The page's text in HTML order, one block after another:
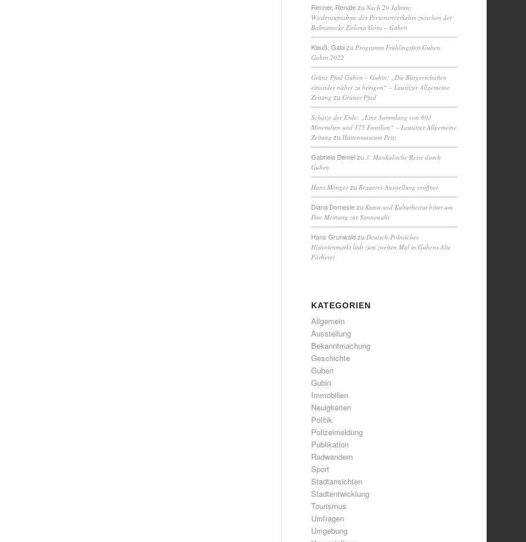
Renner, RenatezuNach 20 Jahren:
Wiederaufnahme des Personenverkehrs zwischen der
Bahnstrecke Zielona Góra – Guben
Klauß, Gabizu Programm Frühlingsfest Guben
Gubin 2022
Grüne Pfad Guben – Gubin: „Die Bürgerschaften
einander näher zu bringen“ – Lausitzer Allgemeine
Zeitung zuGrüner Pfad
Schätze der Erde: „Eine Sammlung von 603
Mineralien und 175 Fossilien“ – Lausitzer Allgemeine
Zeitung zu Hüttenmuseum Peitz
Gabriela Demelzu 3. Musikalische Reise durch
Guben
Hans Mangerzu Brauerei-Ausstellung eröffnet
Diana Domeslezu Kunst und Kulturbeirat bittet um
Ihre Meinung zur Sonnenuhr
Hans Grunwaldzu Deutsch-Polnischer
Historienmarkt lädt zum zweiten Mal in Gubens Alte
Färberei
KATEGORIEN
Allgemein
Ausstellung
Bekanntmachung
Geschichte
Guben
Gubin
Immobilien
Neuigkeiten
Politik
Polizeimeldung
Publikation
Radwandern
Sport
Stadtansichten
Stadtentwicklung
Tourismus
Umfragen
Umgebung